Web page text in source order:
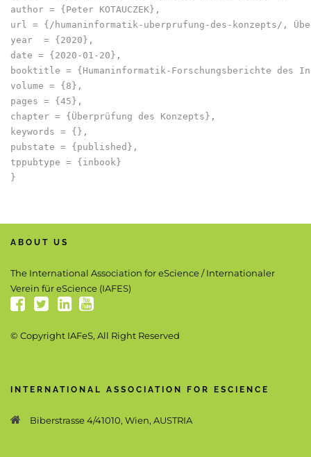
author = {Peter KOTAUCZEK},
url = {/humaninformatik-uberprufung-des-konzepts/,
year  = {2020},
date = {2020-01-20},
booktitle = {Humaninformatik-Forschungsberichte des
volume = {8},
pages = {45},
chapter = {Überprüfung des Konzepts},
keywords = {},
pubstate = {published},
tppubtype = {inbook}
ABOUT US
The International Association for eScience / Internationaler
Verein für eScience (IAFES)
© Copyright IAFeS, All Right Reserved
INTERNATIONAL ASSOCIATION FOR ESCIENCE
Biberstrasse 4/41010, Wien, AUSTRIA